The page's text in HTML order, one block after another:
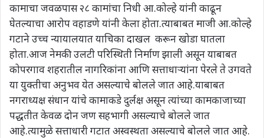
कामाचा जवळपास २८ कामांचा निधी आ.कोल्हे यांनी काढून
घेतल्याचा आरोप वहाडणे यांनी केला होता.त्याबाबत माजी आ.कोल्हे
गटाने उच्च न्यायालयात याचिका दाखल करून खोडा घातला
होता.आज नेमकी उलटी परिस्थिती निर्माण झाली असून याबाबत
कोपरगाव शहरातील नागरिकांना आणि सत्ताधाऱ्यांना पेरले ते उगवते
या युक्तीचा अनुभव येत असल्याचे बोलले जात आहे.याबाबत
नगराध्यक्ष संधान यांचे कामाकडे दुर्लक्ष असून त्यांच्या कामकाजाच्या
पद्धतीत केवळ दोन जण सहभागी असल्याचे बोलले जात
आहे.त्यामुळे सत्ताधारी गटात अस्वस्थता असल्याचे बोलले जात आहे.